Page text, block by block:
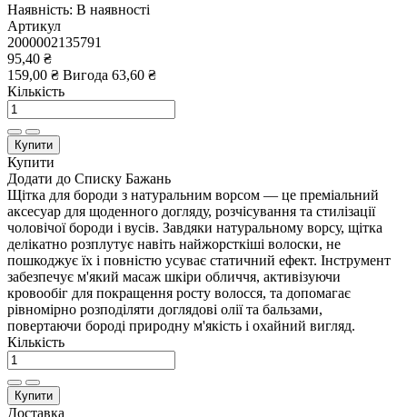
Наявність: В наявності
Артикул
2000002135791
95,40 ₴
159,00 ₴ Вигода 63,60 ₴
Кількість
Купити
Купити
Додати до Списку Бажань
Щітка для бороди з натуральним ворсом — це преміальний
аксесуар для щоденного догляду, розчісування та стилізації
чоловічої бороди і вусів. Завдяки натуральному ворсу, щітка
делікатно розплутує навіть найжорсткіші волоски, не
пошкоджує їх і повністю усуває статичний ефект. Інструмент
забезпечує м'який масаж шкіри обличчя, активізуючи
кровообіг для покращення росту волосся, та допомагає
рівномірно розподіляти доглядові олії та бальзами,
повертаючи бороді природну м'якість і охайний вигляд.
Кількість
Купити
Доставка